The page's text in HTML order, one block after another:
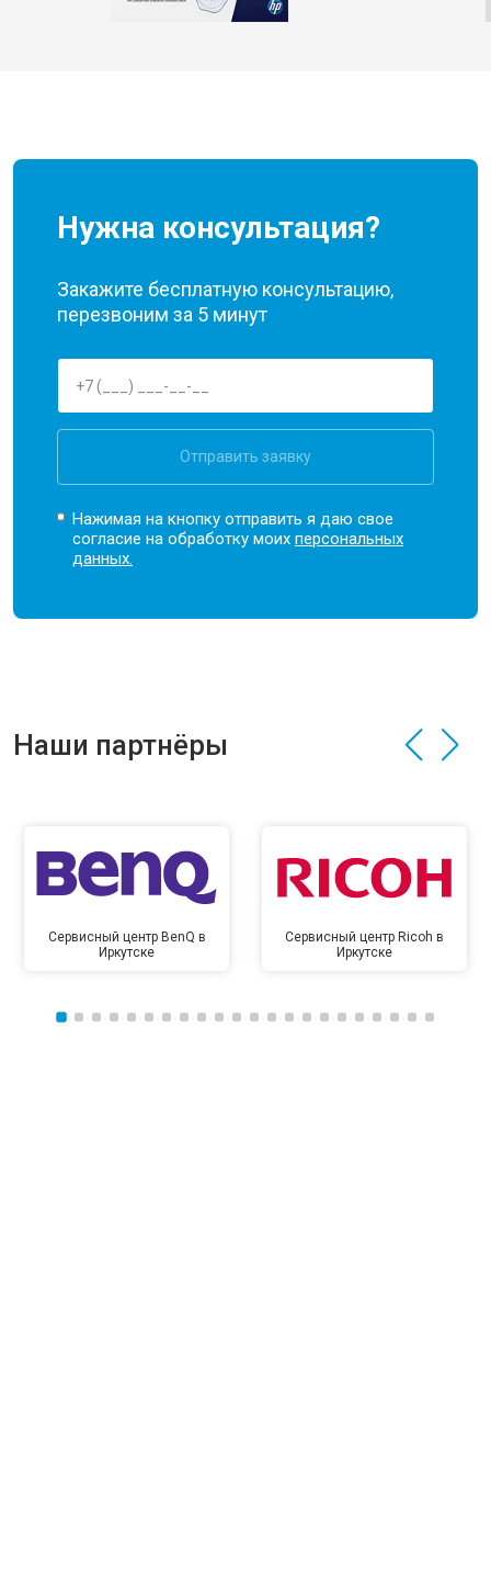
Нужна консультация?
Закажите бесплатную консультацию,
перезвоним за 5 минут
Отправить заявку
Нажимая на кнопку отправить я даю свое
согласие на обработку моихперсональных
данных.
Наши партнёры
Сервисный центр BenQ в
Иркутске
Сервисный центр Ricoh в
Иркутске